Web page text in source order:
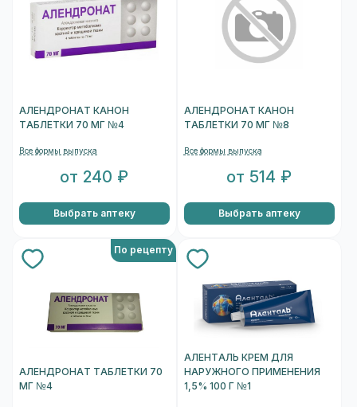
АЛЕНДРОНАТ КАНОН
ТАБЛЕТКИ 70 МГ №4
Все формы выпуска
от 240 ₽
Выбрать аптеку
АЛЕНДРОНАТ КАНОН
ТАБЛЕТКИ 70 МГ №8
Все формы выпуска
от 514 ₽
Выбрать аптеку
По рецепту
АЛЕНДРОНАТ ТАБЛЕТКИ 70
МГ №4
АЛЕНТАЛЬ КРЕМ ДЛЯ
НАРУЖНОГО ПРИМЕНЕНИЯ
1,5% 100 Г №1